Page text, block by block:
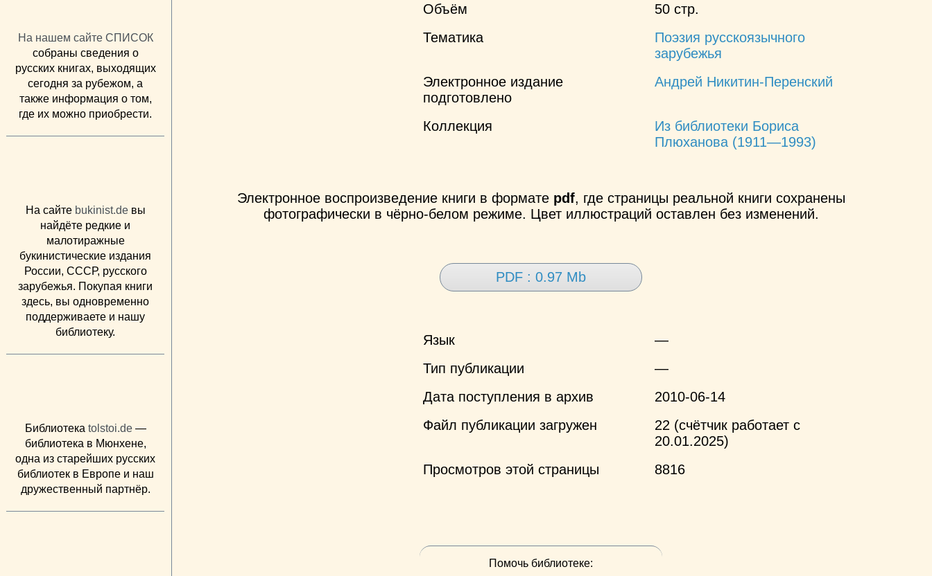
На нашем сайте СПИСОК
собраны сведения о
русских книгах, выходящих
сегодня за рубежом, а
также информация о том,
где их можно приобрести.
На сайте bukinist.deвы
найдёте редкие и
малотиражные
букинистические издания
России, СССР, русского
зарубежья. Покупая книги
здесь, вы одновременно
поддерживаете и нашу
библиотеку.
Библиотека tolstoi.de—
библиотека в Мюнхене,
одна из старейших русских
библиотек в Европе и наш
дружественный партнёр.
Объём
50 стр.
Тематика
Поэзия русскоязычного
зарубежья
Электронное издание
подготовлено
Андрей Никитин-Перенский
Коллекция
Из библиотеки Бориса
Плюханова (1911—1993)
Электронное воспроизведение книги в формате pdf, где страницы реальной книги сохранены
фотографически в чёрно-белом режиме. Цвет иллюстраций оставлен без изменений.
PDF : 0.97 Mb
Язык
—
Тип публикации
—
Дата поступления в архив
2010-06-14
Файл публикации загружен
22 (счётчик работает с
20.01.2025)
Просмотров этой страницы
8816
Помочь библиотеке: